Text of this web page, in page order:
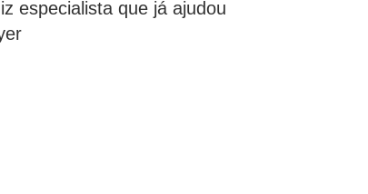
especialista que já ajudou